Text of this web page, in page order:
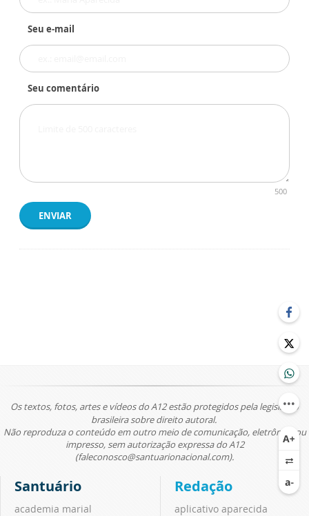
Seu e-mail
Seu comentário
500
ENVIAR
Os textos, fotos, artes e vídeos do A12 estão protegidos pela legislação
brasileira sobre direito autoral.
Não reproduza o conteúdo em outro meio de comunicação, eletrônico ou
impresso, sem autorização expressa do A12
(faleconosco@santuarionacional.com).
Santuário
academia marial
Redação
aplicativo aparecida